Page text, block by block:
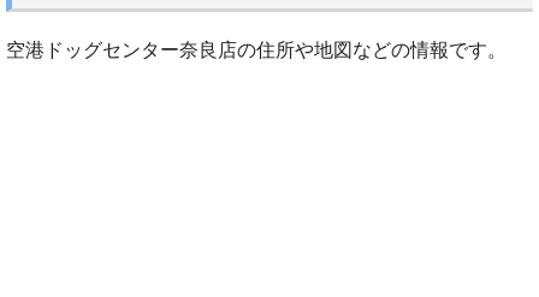
空港ドッグセンター奈良店の住所や地図などの情報です。